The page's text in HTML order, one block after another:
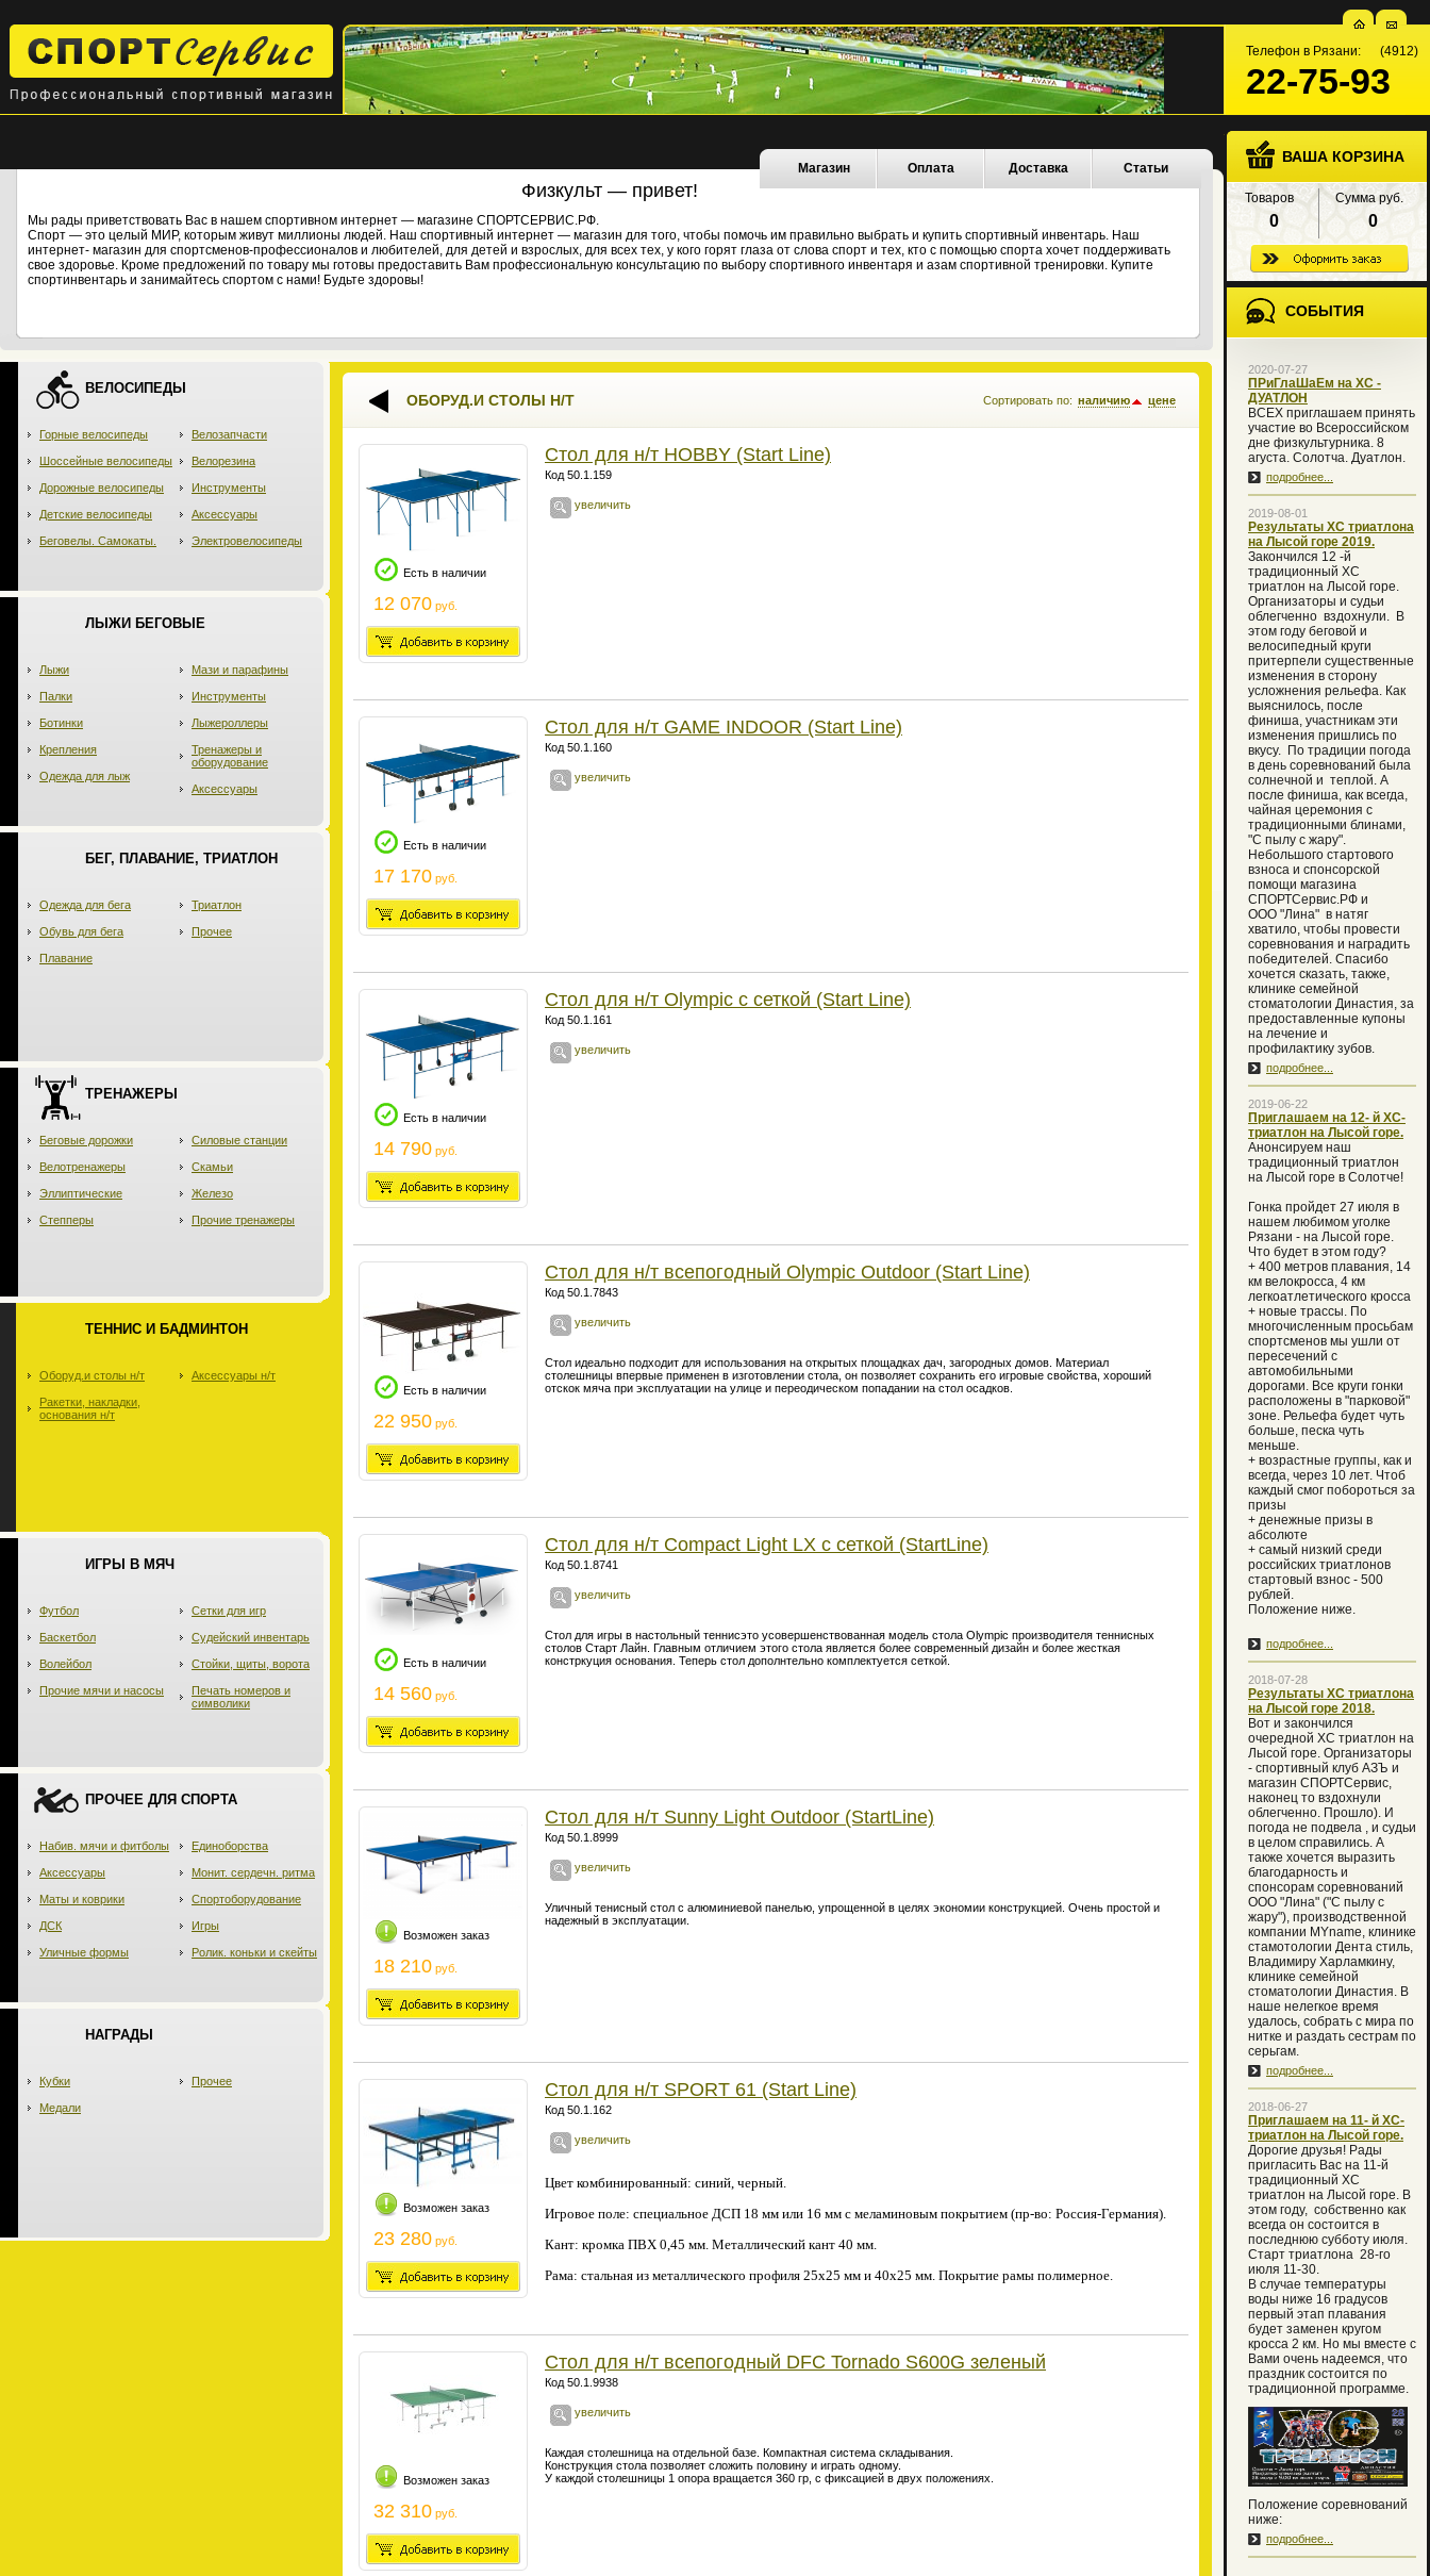
Телефон в Рязани: (4912)
22-75-93
ВАША КОРЗИНА
Товаров
0
Сумма руб.
0
СОБЫТИЯ
2020-07-27
ПРиГлаШаЕм на XC -
ДУАТЛОН
ВСЕХ приглашаем принять
участие во Всероссийском
дне физкультурника. 8
агуста. Солотча. Дуатлон.
подробнее...
2019-08-01
Результаты ХС триатлона
на Лысой горе 2019.
Закончился 12 -й
традиционный XC
триатлон на Лысой горе.
Организаторы и судьи
облегченно вздохнули. В
этом году беговой и
велосипедный круги
притерпели существенные
изменения в сторону
усложнения рельефа. Как
выяснилось, после
финиша, участникам эти
изменения пришлись по
вкусу. По традиции погода
в день соревнований была
солнечной и теплой. А
после финиша, как всегда,
чайная церемония с
традиционными блинами,
"С пылу с жару".
Небольшого стартового
взноса и спонсорской
помощи магазина
СПОРТСервис.РФ и
ООО "Лина" в натяг
хватило, чтобы провести
соревнования и наградить
победителей. Спасибо
хочется сказать, также,
клинике семейной
стоматологии Династия, за
предоставленные купоны
на лечение и
профилактику зубов.
подробнее...
2019-06-22
Приглашаем на 12- й XC-
триатлон на Лысой горе.
Анонсируем наш
традиционный триатлон
на Лысой горе в Солотче!
Гонка пройдет 27 июля в
нашем любимом уголке
Рязани - на Лысой горе.
Что будет в этом году?
+ 400 метров плавания, 14
км велокросса, 4 км
легкоатлетического кросса
+ новые трассы. По
многочисленным просьбам
спортсменов мы ушли от
пересечений с
автомобильными
дорогами. Все круги гонки
расположены в "парковой"
зоне. Рельефа будет чуть
больше, песка чуть
меньше.
+ возрастные группы, как и
всегда, через 10 лет. Чтоб
каждый смог побороться за
призы
+ денежные призы в
абсолюте
+ самый низкий среди
российских триатлонов
стартовый взнос - 500
рублей.
Положение ниже.
подробнее...
2018-07-28
Результаты ХС триатлона
на Лысой горе 2018.
Вот и закончился
очередной XC триатлон на
Лысой горе. Организаторы
- спортивный клуб АЗЪ и
магазин СПОРТСервис,
наконец то вздохнули
облегченно. Прошло). И
погода не подвела , и судьи
в целом справились. А
также хочется выразить
благодарность и
спонсорам соревнований
ООО "Лина" ("С пылу с
жару"), производственной
компании MYname, клинике
стамотологии Дента стиль,
Владимиру Харламкину,
клинике семейной
стоматологии Династия. В
наше нелегкое время
удалось, собрать с мира по
нитке и раздать сестрам по
серьгам.
подробнее...
2018-06-27
Приглашаем на 11- й XC-
триатлон на Лысой горе.
Дорогие друзья! Рады
пригласить Вас на 11-й
традиционный XC
триатлон на Лысой горе. В
этом году, собственно как
всегда он состоится в
последнюю субботу июля.
Старт триатлона 28-го
июля 11-30.
В случае температуры
воды ниже 16 градусов
первый этап плавания
будет заменен кругом
кросса 2 км. Но мы вместе с
Вами очень надеемся, что
праздник состоится по
традиционной программе.
Положение соревнований
ниже:
подробнее...
Магазин Оплата Доставка Статьи
Физкульт — привет!
Мы рады приветствовать Вас в нашем спортивном интернет — магазине СПОРТСЕРВИС.РФ.
Спорт — это целый МИР, которым живут миллионы людей. Наш спортивный интернет — магазин для того, чтобы помочь им правильно выбрать и купить спортивный инвентарь. Наш
интернет- магазин для спортсменов-профессионалов и любителей, для детей и взрослых, для всех тех, у кого горят глаза от слова спорт и тех, кто с помощью спорта хочет поддерживать
свое здоровье. Кроме предложений по товару мы готовы предоставить Вам профессиональную консультацию по выбору спортивного инвентаря и азам спортивной тренировки. Купите
спортинвентарь и занимайтесь спортом с нами! Будьте здоровы!
ВЕЛОСИПЕДЫ
Горные велосипеды
Шоссейные велосипеды
Дорожные велосипеды
Детские велосипеды
Беговелы. Самокаты.
Велозапчасти
Велорезина
Инструменты
Аксессуары
Электровелосипеды
ЛЫЖИ БЕГОВЫЕ
Лыжи
Палки
Ботинки
Крепления
Одежда для лыж
Мази и парафины
Инструменты
Лыжероллеры
Тренажеры и
оборудование
Аксессуары
БЕГ, ПЛАВАНИЕ, ТРИАТЛОН
Одежда для бега
Обувь для бега
Плавание
Триатлон
Прочее
ТРЕНАЖЕРЫ
Беговые дорожки
Велотренажеры
Эллиптические
Степперы
Силовые станции
Скамьи
Железо
Прочие тренажеры
ТЕННИС И БАДМИНТОН
Оборуд.и столы н/т
Ракетки, накладки,
основания н/т
Аксессуары н/т
ИГРЫ В МЯЧ
Футбол
Баскетбол
Волейбол
Прочие мячи и насосы
Сетки для игр
Судейский инвентарь
Стойки, щиты, ворота
Печать номеров и
символики
ПРОЧЕЕ ДЛЯ СПОРТА
Набив. мячи и фитболы
Аксессуары
Маты и коврики
ДСК
Уличные формы
Единоборства
Монит. сердечн. ритма
Спортоборудование
Игры
Ролик. коньки и скейты
НАГРАДЫ
Кубки
Медали
Прочее
Сортировать по: наличию цене
ОБОРУД.И СТОЛЫ Н/Т
Есть в наличии
12 070 руб.
Стол для н/т HOBBY (Start Line)
Код 50.1.159
увеличить
Есть в наличии
17 170 руб.
Стол для н/т GAME INDOOR (Start Line)
Код 50.1.160
увеличить
Есть в наличии
14 790 руб.
Стол для н/т Olympiс с сеткой (Start Line)
Код 50.1.161
увеличить
Есть в наличии
22 950 руб.
Cтол для н/т всепогодный Olympic Outdoor (Start Line)
Код 50.1.7843
увеличить
Стол идеально подходит для использования на открытых площадках дач, загородных домов. Материал
столешницы впервые применен в изготовлении стола, он позволяет сохранить его игровые свойства, хороший
отскок мяча при эксплуатации на улице и переодическом попадании на стол осадков.
Есть в наличии
14 560 руб.
Стол для н/т Compact Light LX с сеткой (StartLine)
Код 50.1.8741
увеличить
Стол для игры в настольный теннисэто усовершенствованная модель стола Olympic производителя теннисных
столов Старт Лайн. Главным отличием этого стола является более современный дизайн и более жесткая
констркуция основания. Теперь стол дополнтельно комплектуется сеткой.
Возможен заказ
18 210 руб.
Стол для н/т Sunny Light Outdoor (StartLine)
Код 50.1.8999
увеличить
Уличный тенисный стол с алюминиевой панелью, упрощенной в целях экономии конструкцией. Очень простой и
надежный в эксплуатации.
Возможен заказ
23 280 руб.
Стол для н/т SPORT 61 (Start Line)
Код 50.1.162
увеличить
Цвет комбинированный: синий, черный.
Игровое поле: специальное ДСП 18 мм или 16 мм с меламиновым покрытием (пр-во: Россия-Германия).
Кант: кромка ПВХ 0,45 мм. Металлический кант 40 мм.
Рама: стальная из металлического профиля 25х25 мм и 40х25 мм. Покрытие рамы полимерное.
Возможен заказ
32 310 руб.
Стол для н/т всепогодный DFC Tornado S600G зеленый
Код 50.1.9938
увеличить
Каждая столешница на отдельной базе. Компактная система складывания.
Конструкция стола позволяет сложить половину и играть одному.
У каждой столешницы 1 опора вращается 360 гр, с фиксацией в двух положениях.